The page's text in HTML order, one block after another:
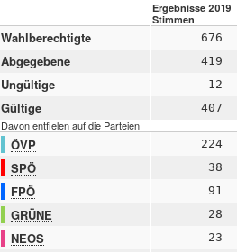
Ergebnisse 2019
Stimmen
Wahlberechtigte 676
Abgegebene 419
Ungültige 12
Gültige 407
Davon entfielen auf die Parteien
ÖVP 224
SPÖ 38
FPÖ 91
GRÜNE 28
NEOS 23